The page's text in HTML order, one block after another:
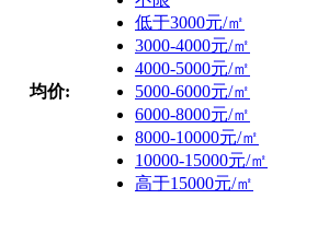
均价:
低于3000元/㎡
3000-4000元/㎡
4000-5000元/㎡
5000-6000元/㎡
6000-8000元/㎡
8000-10000元/㎡
10000-15000元/㎡
高于15000元/㎡